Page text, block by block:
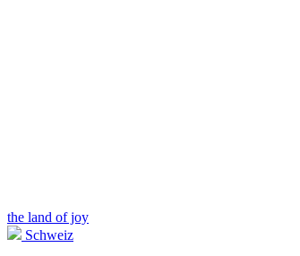
the land of joy
Schweiz